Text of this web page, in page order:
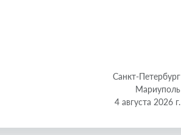
Санкт-Петербург
Мариуполь
4 августа 2026 г.